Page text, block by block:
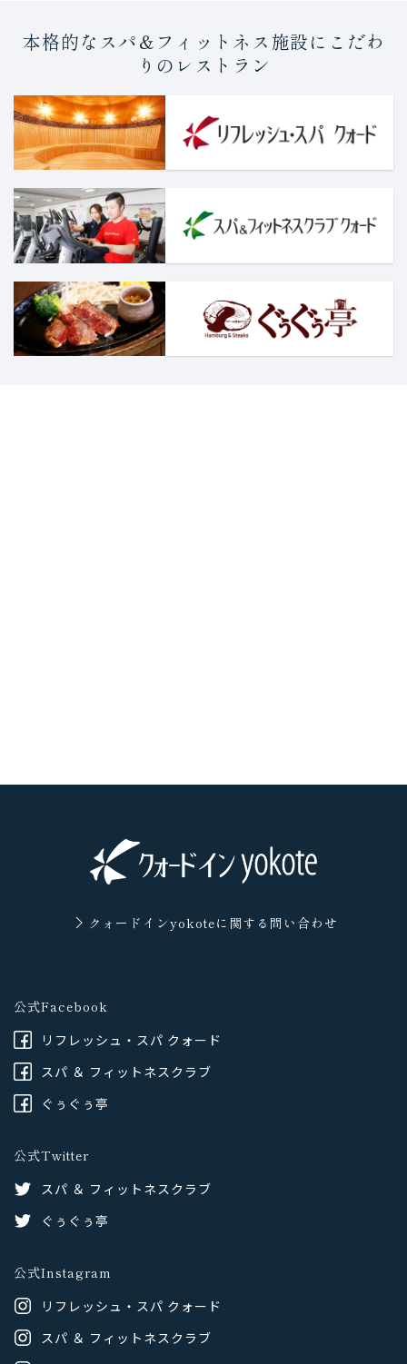
本格的なスパ＆フィットネス施設にこだわ
りのレストラン
クォードインyokoteに 関する問い合わせ
公式Facebook
リフレッシュ・スパ クォード
スパ ＆ フィットネスクラブ
ぐぅぐぅ亭
公式Twitter
スパ ＆ フィットネスクラブ
ぐぅぐぅ亭
公式Instagram
リフレッシュ・スパ クォード
スパ ＆ フィットネスクラブ